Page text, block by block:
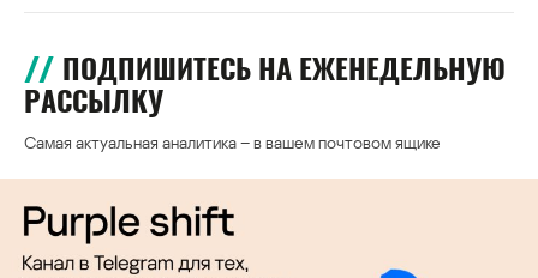
ПОДПИШИТЕСЬ НА ЕЖЕНЕДЕЛЬНУЮ
РАССЫЛКУ
Самая актуальная аналитика – в вашем почтовом ящике